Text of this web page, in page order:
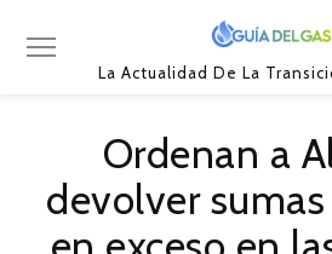
La Actualidad De La
Ordenan a
devolver